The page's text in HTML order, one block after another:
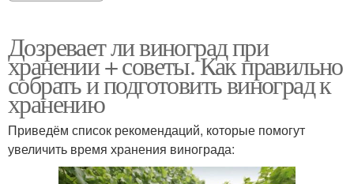
Дозревает ли виноград при
хранении + советы. Как правильно
собрать и подготовить виноград к
хранению
Приведём список рекомендаций, которые помогут
увеличить время хранения винограда: